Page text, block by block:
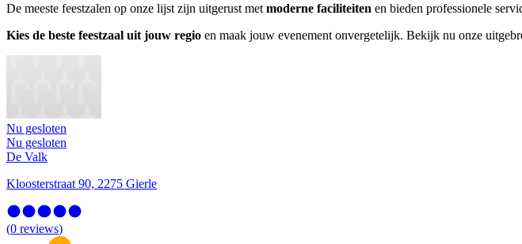
De meeste feestzalen op onze lijst zijn uitgerust met moderne faciliteiten en bieden professionele
Kies de beste feestzaal uit jouw regio en maak jouw evenement onvergetelijk. Bekijk nu onze
Nu gesloten
Nu gesloten
De Valk
Kloosterstraat 90, 2275 Gierle
(0 reviews)